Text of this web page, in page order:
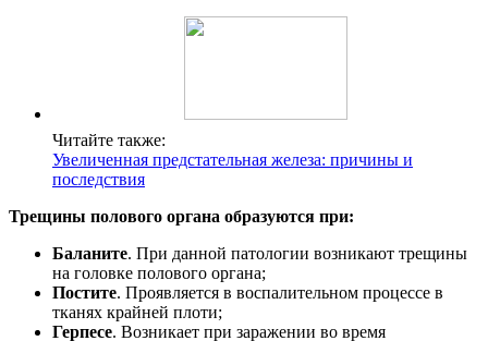
Читайте также:
Увеличенная предстательная железа: причины и
последствия
Трещины полового органа образуются при:
Баланите. При данной патологии возникают трещины
на головке полового органа;
Постите. Проявляется в воспалительном процессе в
тканях крайней плоти;
Герпесе. Возникает при заражении во время